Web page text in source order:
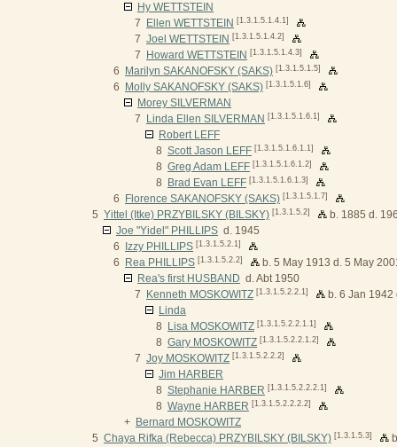
Hy WETTSTEIN
7
Ellen WETTSTEIN [1.3.1.5.1.4.1]
7 Joel WETTSTEIN [1.3.1.5.1.4.2]
7 Howard WETTSTEIN [1.3.1.5.1.4.3]
6 Marilyn SAKANOFSKY (SAKS) [1.3.1.5.1.5]
6 Molly SAKANOFSKY (SAKS) [1.3.1.5.1.6]
Morey SILVERMAN
7
Linda Ellen SILVERMAN [1.3.1.5.1.6.1]
Robert LEFF
8 Scott Jason LEFF [1.3.1.5.1.6.1.1]
8 Greg Adam LEFF [1.3.1.5.1.6.1.2]
8 Brad Evan LEFF [1.3.1.5.1.6.1.3]
6 Florence SAKANOFSKY (SAKS) [1.3.1.5.1.7]
5 Yittel (Itke) PRZYBILSKY (BILSKY) [1.3.1.5.2]
b. 1885 d.
Joe "Yidel" PHILLIPS d. 1945
6
Izzy PHILLIPS [1.3.1.5.2.1]
6 Rea PHILLIPS [1.3.1.5.2.2]
b. 5 May 1913 d. 5 May
Rea's first HUSBAND d. Abt 1950
7
Kenneth MOSKOWITZ [1.3.1.5.2.2.1]
b. 6 Jan 1942
Linda
8
Lisa MOSKOWITZ [1.3.1.5.2.2.1.1]
8 Gary MOSKOWITZ [1.3.1.5.2.2.1.2]
7 Joy MOSKOWITZ [1.3.1.5.2.2.2]
Jim HARBER
8 Stephanie HARBER [1.3.1.5.2.2.2.1]
8 Wayne HARBER [1.3.1.5.2.2.2.2]
+ Bernard MOSKOWITZ
5 Chaya Rifka (Rebecca) PRZYBILSKY (BILSKY) [1.3.1.5.3]